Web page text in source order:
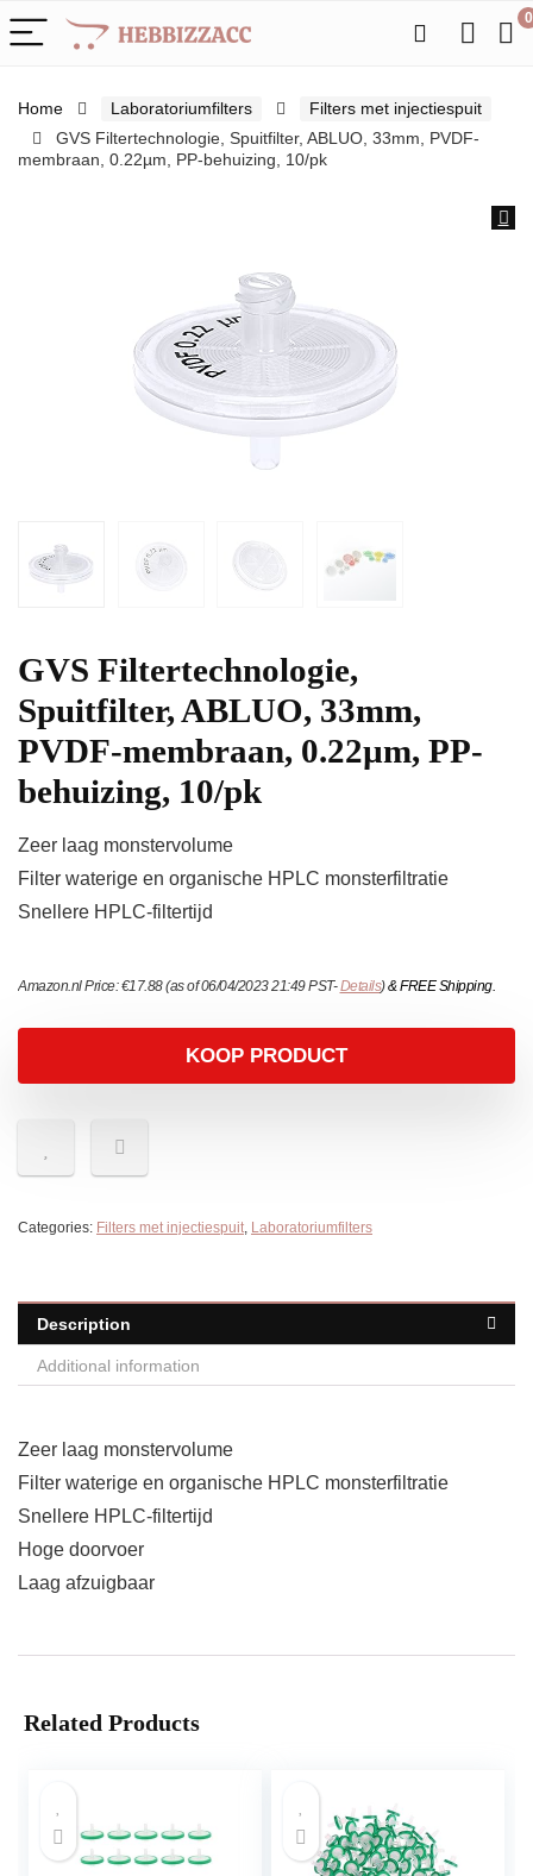
0
Home Laboratoriumfilters
Filters met injectiespuit
GVS Filtertechnologie, Spuitfilter, ABLUO, 33mm, PVDF-
membraan, 0.22µm, PP-behuizing, 10/pk
GVS Filtertechnologie,
Spuitfilter, ABLUO, 33mm,
PVDF-membraan, 0.22µm, PP-
behuizing, 10/pk
Zeer laag monstervolume
Filter waterige en organische HPLC monsterfiltratie
Snellere HPLC-filtertijd
Amazon.nl Price:€17.88(as of 06/04/2023 21:49 PST-Details)&FREE Shipping.
KOOP PRODUCT
Categories: Filters met injectiespuit, Laboratoriumfilters
Description
Additional information
Zeer laag monstervolume
Filter waterige en organische HPLC monsterfiltratie
Snellere HPLC-filtertijd
Hoge doorvoer
Laag afzuigbaar
Related Products